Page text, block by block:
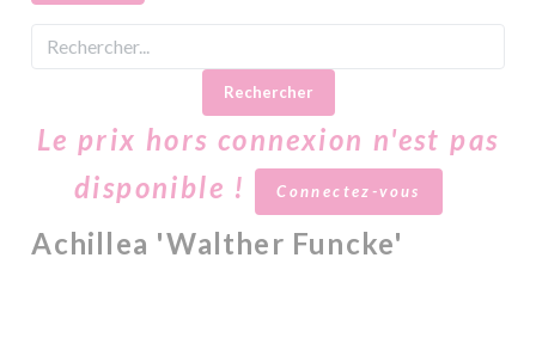
Rechercher
Le prix hors connexion n'est pas
disponible !
Connectez-vous
Achillea 'Walther Funcke'